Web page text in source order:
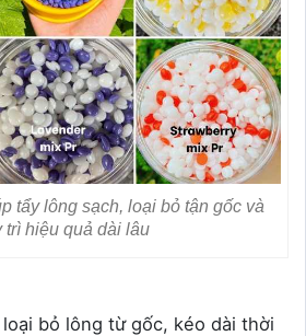
tẩy lông sạch, loại bỏ tận gốc và
trì hiệu quả dài lâu
bỏ lông từ gốc, kéo dài thời